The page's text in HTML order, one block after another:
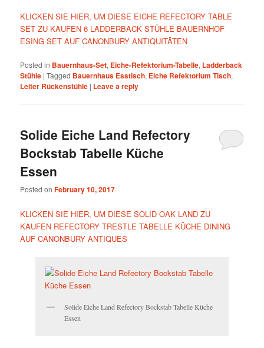
KLICKEN SIE HIER, UM DIESE EICHE REFECTORY TABLE
SET ZU KAUFEN 6 LADDERBACK STÜHLE BAUERNHOF
ESING SET AUF CANONBURY ANTIQUITÄTEN
Posted in Bauernhaus-Set, Eiche-Refektorium-Tabelle, Ladderback
Stühle |Tagged Bauernhaus Esstisch, Eiche Refektorium Tisch,
Leiter Rückenstühle | Leave a reply
Solide Eiche Land Refectory
Bockstab Tabelle Küche
Essen
Posted onFebruary 10, 2017
KLICKEN SIE HIER, UM DIESE SOLID OAK LAND ZU
KAUFEN REFECTORY TRESTLE TABELLE KÜCHE DINING
AUF CANONBURY ANTIQUES
Solide Eiche Land Refectory Bockstab Tabelle Küche
Essen